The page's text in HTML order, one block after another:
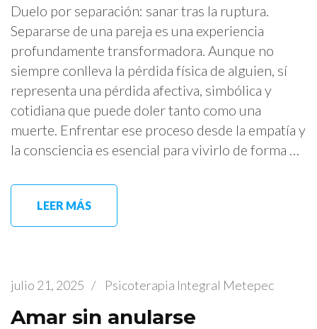
Duelo por separación: sanar tras la ruptura.
Separarse de una pareja es una experiencia
profundamente transformadora. Aunque no
siempre conlleva la pérdida física de alguien, sí
representa una pérdida afectiva, simbólica y
cotidiana que puede doler tanto como una
muerte. Enfrentar ese proceso desde la empatía y
la consciencia es esencial para vivirlo de forma …
LEER MÁS
julio 21, 2025 / Psicoterapia Integral Metepec
Amar sin anularse